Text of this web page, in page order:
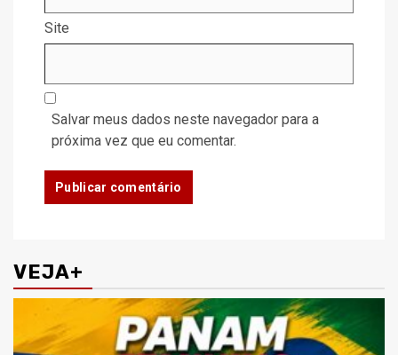
Site
Salvar meus dados neste navegador para a
próxima vez que eu comentar.
VEJA+